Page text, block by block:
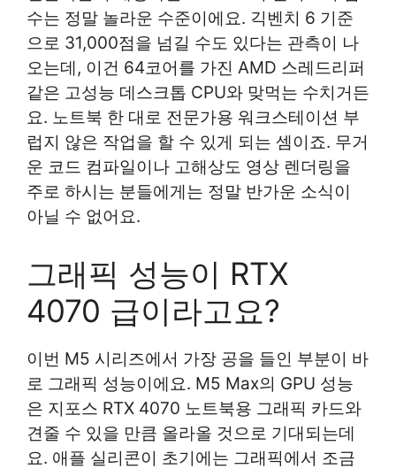
수는 정말 놀라운 수준이에요. 긱벤치 6 기준
으로 31,000점을 넘길 수도 있다는 관측이 나
오는데, 이건 64코어를 가진 AMD 스레드리퍼
같은 고성능 데스크톱 CPU와 맞먹는 수치거든
요. 노트북 한 대로 전문가용 워크스테이션 부
럽지 않은 작업을 할 수 있게 되는 셈이죠. 무거
운 코드 컴파일이나 고해상도 영상 렌더링을
주로 하시는 분들에게는 정말 반가운 소식이
아닐 수 없어요.
그래픽 성능이 RTX
4070 급이라고요?
이번 M5 시리즈에서 가장 공을 들인 부분이 바
로 그래픽 성능이에요. M5 Max의 GPU 성능
은 지포스 RTX 4070 노트북용 그래픽 카드와
견줄 수 있을 만큼 올라올 것으로 기대되는데
요. 애플 실리콘이 초기에는 그래픽에서 조금